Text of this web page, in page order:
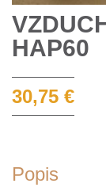
HAP60
30,75 €
Popis